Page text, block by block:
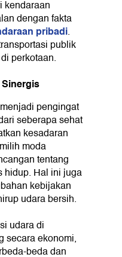
kendaraan
dengan fakta
pribadi.
publik
perkotaan.
pengingat
seberapa sehat
kesadaran
moda
tentang
hidup. Hal ini juga
kebijakan
udara bersih.
udara di
secara ekonomi,
beda dan